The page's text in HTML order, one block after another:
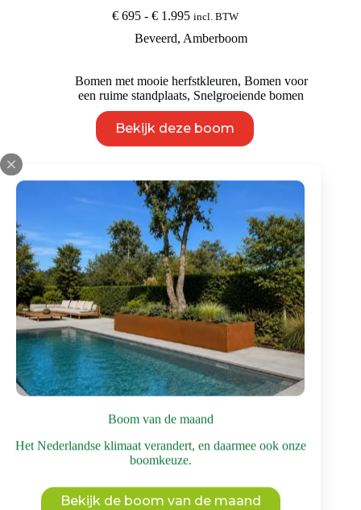
Boom van de maand
Het Nederlandse klimaat verandert, en daarmee ook onze
boomkeuze.
Bekijk de boom van de maand
€695 - €1.995Prijsklasse:
tot
incl. BTW
Beveerd, Amberboom
Bomen met mooie herfstkleuren, Bomen voor
een ruime standplaats, Snelgroeiende bomen
Bekijk deze boom
product
heeft
Deze
optie
kan
gekozen
worden
op
de
productpagina
Amberboom ‘Worplesdon’ | Laanboom